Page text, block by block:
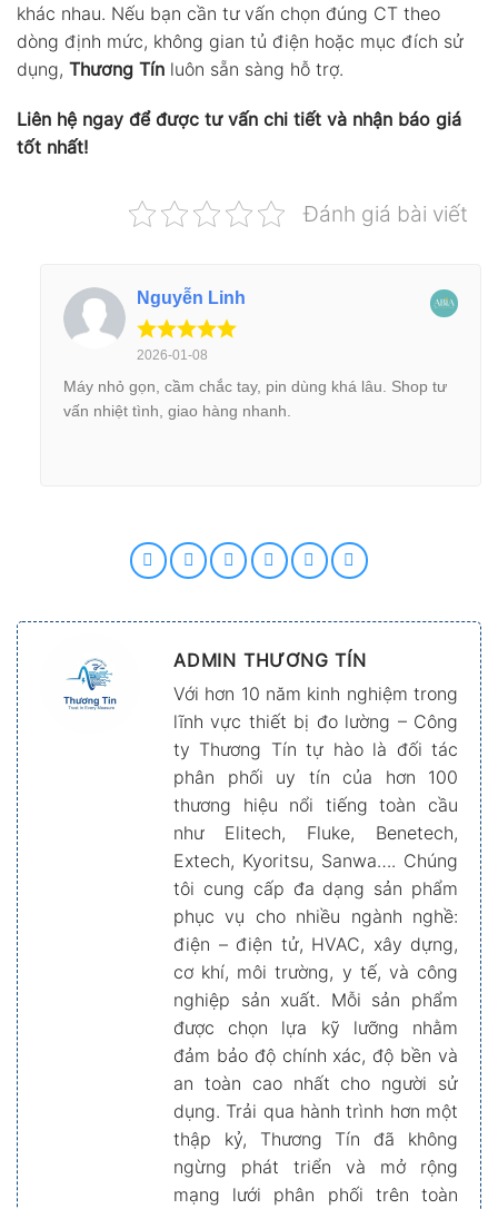
khác nhau. Nếu bạn cần tư vấn chọn đúng CT theo
dòng định mức, không gian tủ điện hoặc mục đích sử
dụng, Thương Tín luôn sẵn sàng hỗ trợ.
Liên hệ ngay để được tư vấn chi tiết và nhận báo giá
tốt nhất!
Đánh giá bài viết
Nguyễn Linh
2026-01-08
Máy nhỏ gọn, cầm chắc tay, pin dùng khá lâu. Shop tư
vấn nhiệt tình, giao hàng nhanh.
ADMIN THƯƠNG TÍN
Với hơn 10 năm kinh nghiệm trong
lĩnh vực thiết bị đo lường – Công
ty Thương Tín tự hào là đối tác
phân phối uy tín của hơn 100
thương hiệu nổi tiếng toàn cầu
như Elitech, Fluke, Benetech,
Extech, Kyoritsu, Sanwa…. Chúng
tôi cung cấp đa dạng sản phẩm
phục vụ cho nhiều ngành nghề:
điện – điện tử, HVAC, xây dựng,
cơ khí, môi trường, y tế, và công
nghiệp sản xuất. Mỗi sản phẩm
được chọn lựa kỹ lưỡng nhằm
đảm bảo độ chính xác, độ bền và
an toàn cao nhất cho người sử
dụng. Trải qua hành trình hơn một
thập kỷ, Thương Tín đã không
ngừng phát triển và mở rộng
mạng lưới phân phối trên toàn